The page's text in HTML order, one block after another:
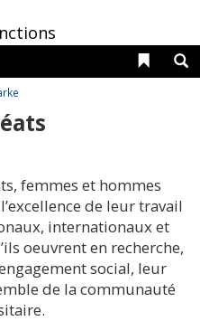
Liens
femmes et hommes
de leur travail
internationaux et
oeuvrent en recherche,
social, leur
de la communauté